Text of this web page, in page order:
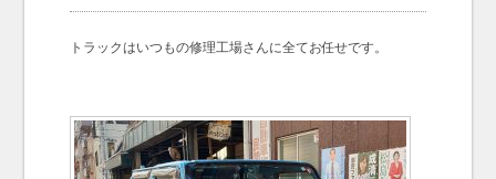
お問い合わせ
トラックはいつもの修理工場さんに全てお任せです。